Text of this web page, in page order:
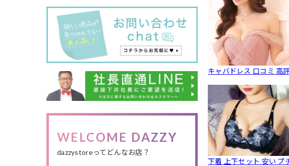
WELCOME DAZZY
dazzystoreってどんなお店？
キャバドレス 口コミ 高
下着 上下セット 安い プ